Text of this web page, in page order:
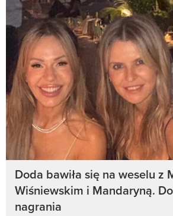
Doda bawiła się na weselu z
Wiśniewskim i Mandaryną.
nagrania